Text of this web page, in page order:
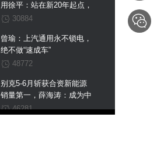
用徐平：站在新20年起点，
至境L7纯电是我们交出的第
30884
曾瑜：上汽通用永不锁电，
绝不做“速成车”
48772
别克5-6月斩获合资新能源
销量第一，薛海涛：成为中
国市场新能源第一是我们未
46281